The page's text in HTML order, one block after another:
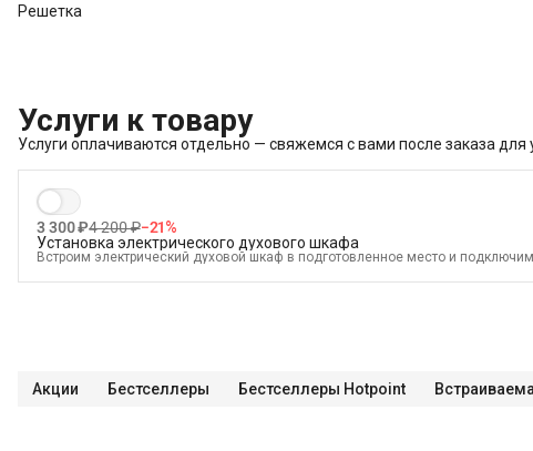
Решетка
Услуги к товару
Услуги оплачиваются отдельно — свяжемся с вами после заказа для
3 300 ₽4 200 ₽−21%
Установка электрического духового шкафа
Встроим электрический духовой шкаф в подготовленное место и подключим
Распаковка и визуальный осмотр
Демонстрация работы техники
Акции Бестселлеры Бестселлеры Hotpoint